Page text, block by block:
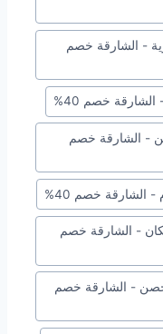
- الشارقة خصم
خصم 40%
- الشارقة خصم
خصم 40%
- الشارقة خصم
- الشارقة خصم